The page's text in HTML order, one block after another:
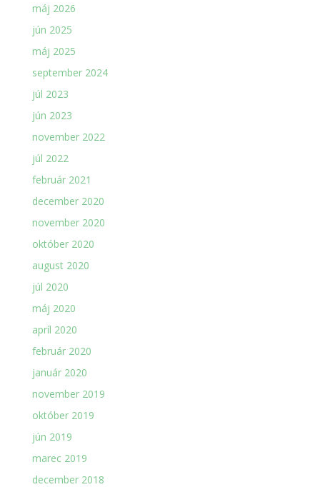
máj 2026
jún 2025
máj 2025
september 2024
júl 2023
jún 2023
november 2022
júl 2022
február 2021
december 2020
november 2020
október 2020
august 2020
júl 2020
máj 2020
apríl 2020
február 2020
január 2020
november 2019
október 2019
jún 2019
marec 2019
december 2018